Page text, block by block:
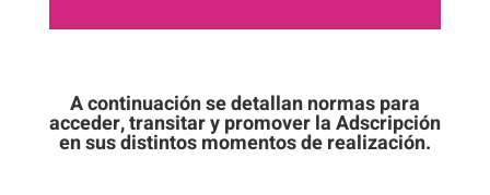
A continuación se detallan normas para
acceder, transitar y promover la Adscripción
en sus distintos momentos de realización.